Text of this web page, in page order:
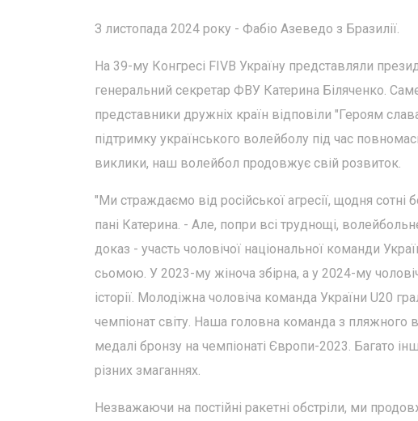
З листопада 2024 року - Фабіо Азеведо з Бразилії.
На 39-му Конгресі FIVB Україну представляли
генеральний секретар ФВУ Катерина Біляченко.
представники дружніх країн відповіли "Героям
підтримку українського волейболу під час
виклики, наш волейбол продовжує свій розвиток.
"Ми страждаємо від російської агресії, щодня сотні
пані Катерина. - Але, попри всі труднощі,
доказ - участь чоловічої національної команди
сьомою. У 2023-му жіноча збірна, а у 2024-му
історії. Молодіжна чоловіча команда України U20
чемпіонат світу. Наша головна команда з пляжного
медалі бронзу на чемпіонаті Європи-2023. Багато
різних змаганнях.
Незважаючи на постійні ракетні обстріли, ми